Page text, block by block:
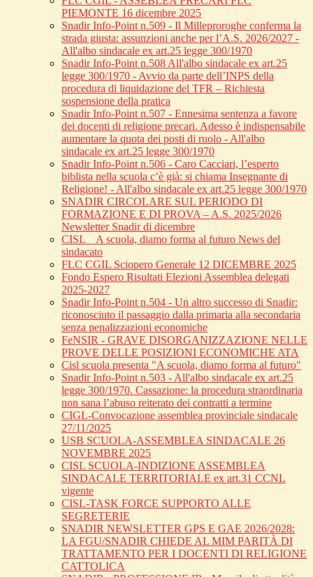
PIEMONTE 16 dicembre 2025
Snadir Info-Point n.509 - Il Milleproroghe conferma la
strada giusta: assunzioni anche per l’A.S. 2026/2027 -
All'albo sindacale ex art.25 legge 300/1970
Snadir Info-Point n.508 All'albo sindacale ex art.25
legge 300/1970 - Avvio da parte dell’INPS della
procedura di liquidazione del TFR – Richiesta
sospensione della pratica
Snadir Info-Point n.507 - Ennesima sentenza a favore
dei docenti di religione precari. Adesso è indispensabile
aumentare la quota dei posti di ruolo - All'albo
sindacale ex art.25 legge 300/1970
Snadir Info-Point n.506 - Caro Cacciari, l’esperto
biblista nella scuola c’è già: si chiama Insegnante di
Religione! - All'albo sindacale ex art.25 legge 300/1970
SNADIR CIRCOLARE SUL PERIODO DI
FORMAZIONE E DI PROVA – A.S. 2025/2026
Newsletter Snadir di dicembre
CISL _ A scuola, diamo forma al futuro News del
sindacato
FLC CGIL Sciopero Generale 12 DICEMBRE 2025
Fondo Espero Risultati Elezioni Assemblea delegati
2025-2027
Snadir Info-Point n.504 - Un altro successo di Snadir:
riconosciuto il passaggio dalla primaria alla secondaria
senza penalizzazioni economiche
FeNSIR - GRAVE DISORGANIZZAZIONE NELLE
PROVE DELLE POSIZIONI ECONOMICHE ATA
Cisl scuola presenta "A scuola, diamo forma al futuro"
Snadir Info-Point n.503 - All'albo sindacale ex art.25
legge 300/1970. Cassazione: la procedura straordinaria
non sana l’abuso reiterato dei contratti a termine
CIGL-Convocazione assemblea provinciale sindacale
27/11/2025
USB SCUOLA-ASSEMBLEA SINDACALE 26
NOVEMBRE 2025
CISL SCUOLA-INDIZIONE ASSEMBLEA
SINDACALE TERRITORIALE ex art.31 CCNL
vigente
CISL-TASK FORCE SUPPORTO ALLE
SEGRETERIE
SNADIR NEWSLETTER GPS E GAE 2026/2028:
LA FGU/SNADIR CHIEDE AL MIM PARITÀ DI
TRATTAMENTO PER I DOCENTI DI RELIGIONE
CATTOLICA